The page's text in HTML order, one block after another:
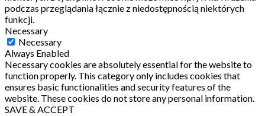
podczas przeglądania łącznie z niedostępnością niektórych
funkcji.
Necessary
Necessary
Always Enabled
Necessary cookies are absolutely essential for the website to
function properly. This category only includes cookies that
ensures basic functionalities and security features of the
website. These cookies do not store any personal information.
SAVE & ACCEPT